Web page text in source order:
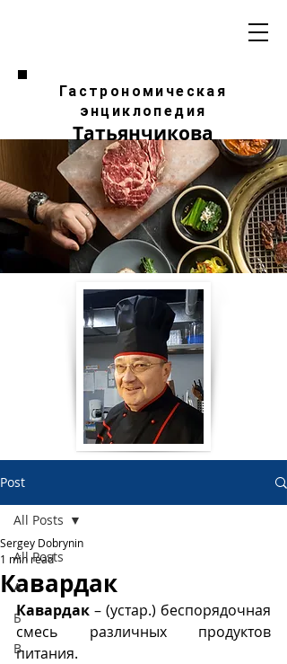
Гастрономическая
энциклопедия
Татьянчикова
Post
All Posts
А
Б
В
All Posts
Кавардак
Sergey Dobrynin
1 min read
Кавардак – (устар.) беспорядочная
смесь различных продуктов
питания.